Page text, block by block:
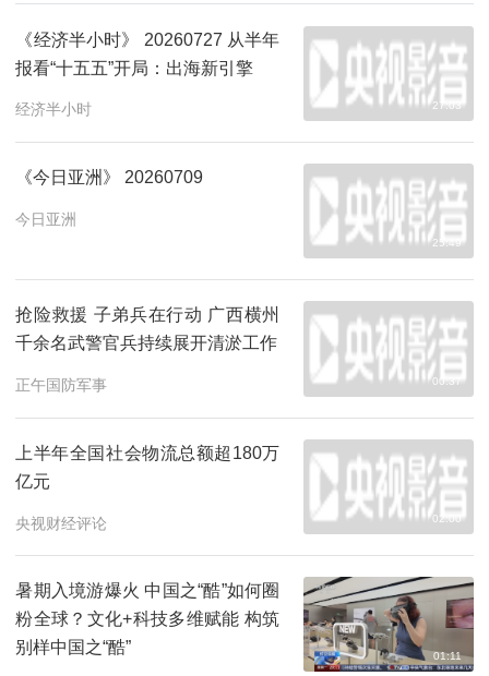
《经济半小时》 20260727 从半年
报看“十五五”开局：出海新引擎
经济半小时 27:03
《今日亚洲》 20260709
今日亚洲
25:49
抢险救援 子弟兵在行动 广西横州
千余名武警官兵持续展开清淤工作
正午国防军事 00:37
上半年全国社会物流总额超180万
亿元
央视财经评论 02:00
暑期入境游爆火 中国之“酷”如何圈
粉全球？文化+科技多维赋能 构筑
别样中国之“酷”
01:11